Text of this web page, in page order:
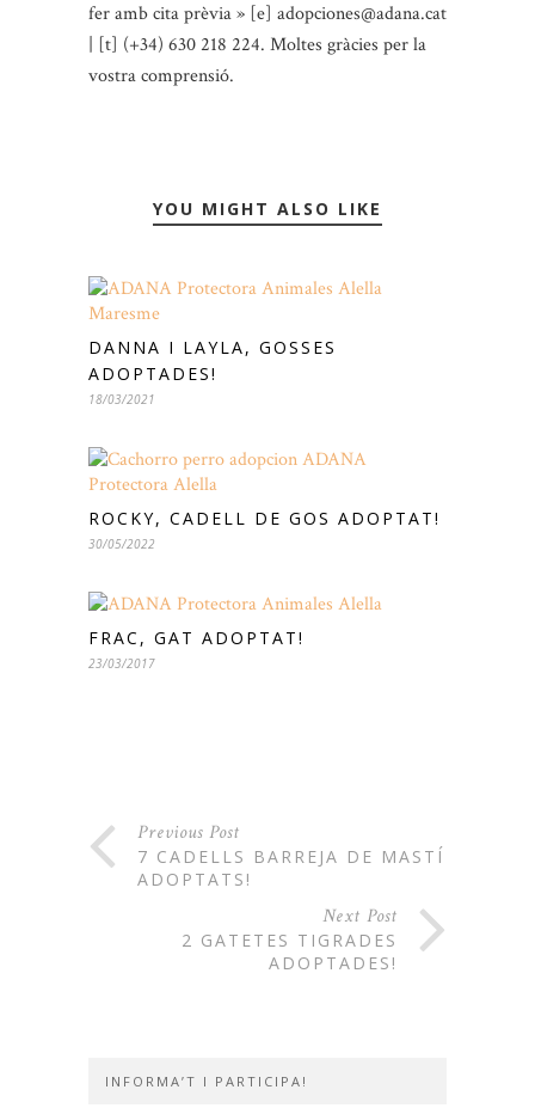
fer amb cita prèvia » [e] adopciones@adana.cat
| [t] (+34) 630 218 224. Moltes gràcies per la
vostra comprensió.
YOU MIGHT ALSO LIKE
DANNA I LAYLA, GOSSES
ADOPTADES!
18/03/2021
ROCKY, CADELL DE GOS ADOPTAT!
30/05/2022
FRAC, GAT ADOPTAT!
23/03/2017
Previous Post
7 CADELLS BARREJA DE MASTÍ
ADOPTATS!
Next Post
2 GATETES TIGRADES
ADOPTADES!
INFORMA’T I PARTICIPA!